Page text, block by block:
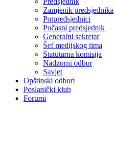
Zamjenik predsjednika
Potpredsjednici
Počasni predsjednik
Generalni sekretar
Šef medijskog tima
Statutarna komisija
Nadzorni odbor
Savjet
Opštinski odbori
Poslanički klub
Forumi